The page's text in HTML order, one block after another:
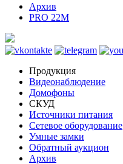
Архив
PRO 22M
Продукция
Видеонаблюдение
Домофоны
СКУД
Источники питания
Сетевое оборудование
Умные замки
Обратный аукцион
Архив